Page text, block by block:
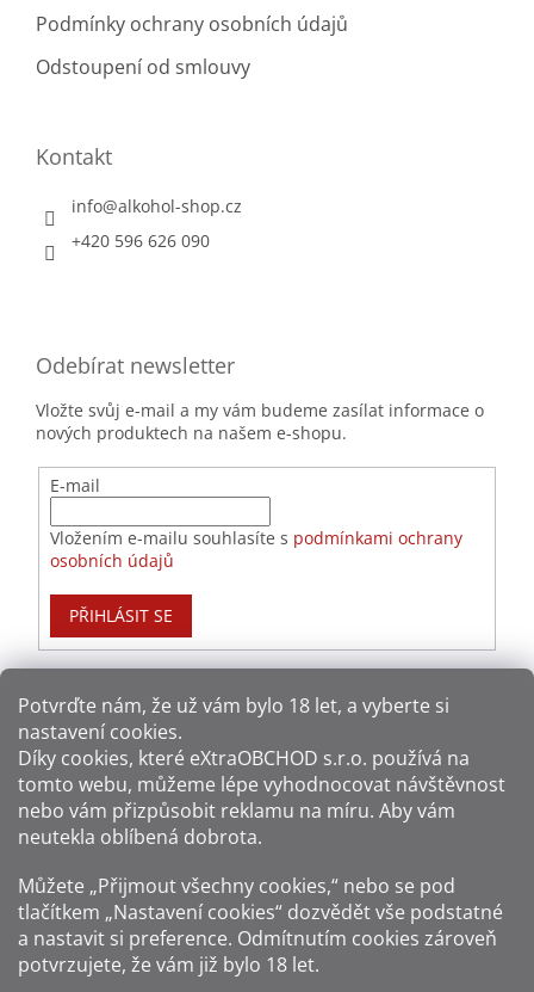
Potvrďte nám​​, že už vám bylo 18 let, a vyberte si
nastavení cookies.
Díky cookies, které eXtraOBCHOD s.r.o. používá na
tomto webu, můžeme lépe vyhodnocovat návštěvnost
nebo vám přizpůsobit reklamu na míru. Aby vám
neutekla oblíbená dobrota.
Můžete „Přijmout všechny cookies,“ nebo se pod
tlačítkem „Nastavení cookies“ dozvědět vše podstatné
a nastavit si preference. Odmítnutím cookies zároveň
potvrzujete, že vám již bylo 18 let.
Podmínky ochrany osobních údajů
Odstoupení od smlouvy
Kontakt
info@alkohol-shop.cz
+420 596 626 090
Odebírat newsletter
Vložte svůj e-mail a my vám budeme zasílat informace o
nových produktech na našem e-shopu.
E-mail
Vložením e-mailu souhlasíte s podmínkami ochrany
osobních údajů
PŘIHLÁSIT SE
Způsoby dopravy: